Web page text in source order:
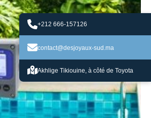
+212 666-157126
contact@desjoyaux-sud.ma
Akhlige Tikiouine, à côté de Toyota